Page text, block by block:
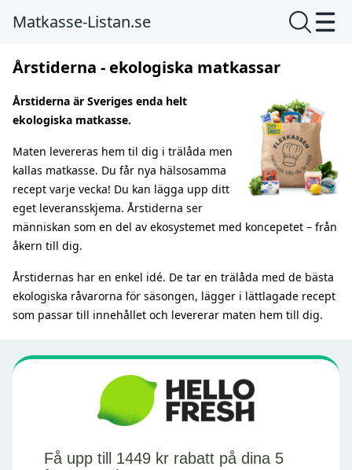
Matkasse-Listan.se
Årstiderna - ekologiska matkassar
Årstiderna är Sveriges enda helt
ekologiska matkasse.
Maten levereras hem til dig i trälåda men
kallas matkasse. Du får nya hälsosamma
recept varje vecka! Du kan lägga upp ditt
eget leveransskjema. Årstiderna ser
människan som en del av ekosystemet med koncepetet – från
åkern till dig.
Årstidernas har en enkel idé. De tar en trälåda med de bästa
ekologiska råvarorna för säsongen, lägger i lättlagade recept
som passar till innehållet och levererar maten hem till dig.
Få upp till 1449 kr rabatt på dina 5